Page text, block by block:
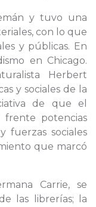
y tuvo una
con lo que
y públicas. En
en Chicago.
Herbert
y sociales de la
de que el
frente potencias
fuerzas sociales
que marcó
Carrie, se
las librerías; la